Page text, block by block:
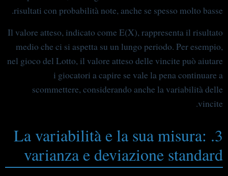
risultati con probabilità note, anche se spesso molto basse.
Il valore atteso, indicato come E(X), rappresenta il risultato
medio che ci si aspetta su un lungo periodo. Per esempio,
nel gioco del Lotto, il valore atteso delle vincite può aiutare
i giocatori a capire se vale la pena continuare a
scommettere, considerando anche la variabilità delle
vincite.
3. La variabilità e la sua misura:
varianza e deviazione standard